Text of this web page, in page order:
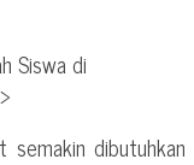
dibutuhkan